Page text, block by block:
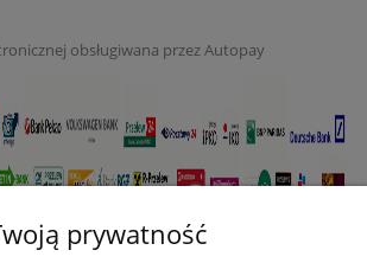
obsługiwana przez Autopay
prywatność